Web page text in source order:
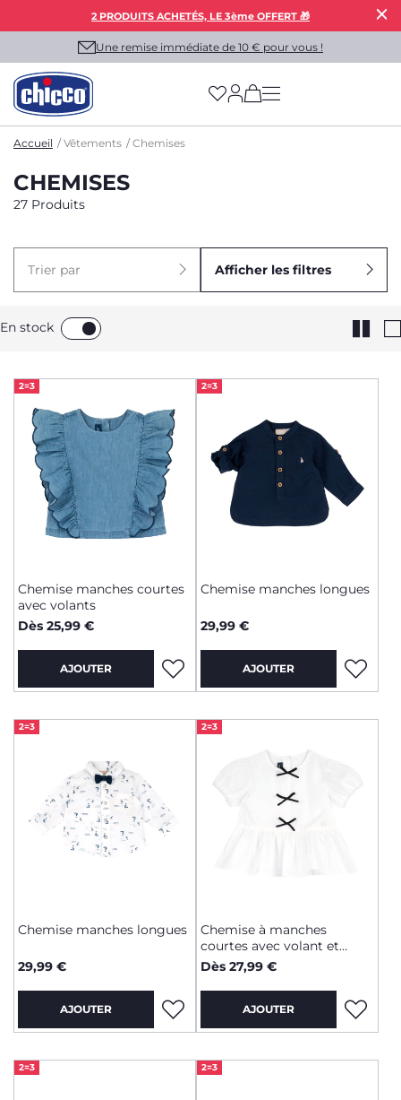
2 PRODUITS ACHETÉS, LE 3ème OFFERT 🎁
Une remise immédiate de 10 € pour vous !
(has more options
Accueil Vêtements Chemises
CHEMISES
27 Produits
Trier par Afficher les filtres
En stock
2=3
Chemise manches courtes
avec volants
Dès 25,99 €
AJOUTER
2=3
Chemise manches longues
29,99 €
AJOUTER
2=3
Chemise manches longues
29,99 €
AJOUTER
2=3
Chemise à manches
courtes avec volant et
nœuds
Dès 27,99 €
AJOUTER
2=3 2=3